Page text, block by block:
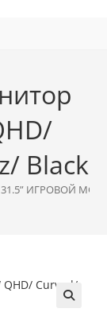
Black
31.5” ИГРОВОЙ